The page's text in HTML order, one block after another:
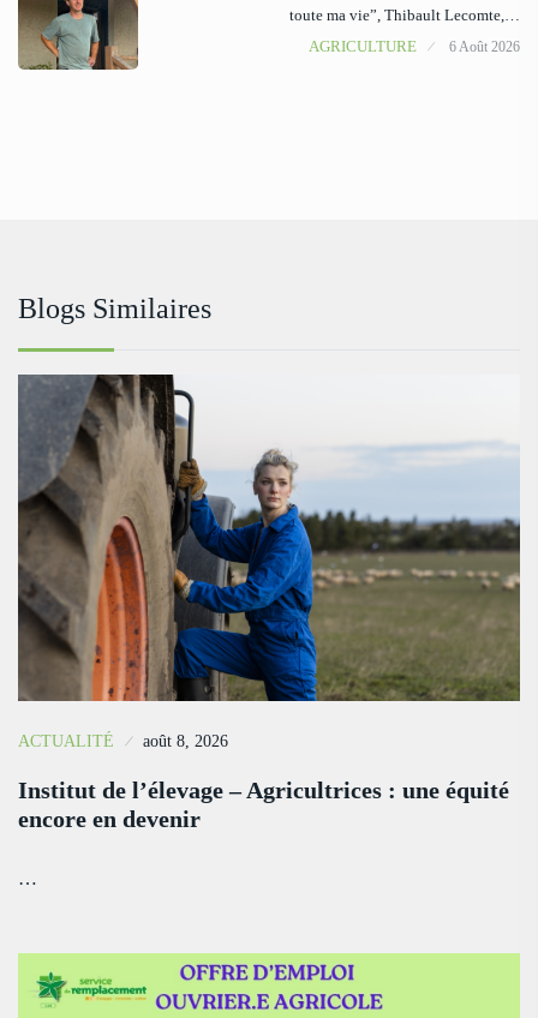
toute ma vie”, Thibault Lecomte,…
AGRICULTURE
6 Août 2026
Blogs Similaires
ACTUALITÉ août 8, 2026
Institut de l’élevage – Agricultrices : une équité
encore en devenir
…